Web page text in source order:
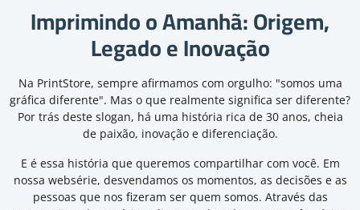
Imprimindo o Amanhã: Origem,
Legado e Inovação
Na PrintStore, sempre afirmamos com orgulho: "somos uma
gráfica diferente". Mas o que realmente significa ser diferente?
Por trás deste slogan, há uma história rica de 30 anos, cheia
de paixão, inovação e diferenciação.
E é essa história que queremos compartilhar com você. Em
nossa websérie, desvendamos os momentos, as decisões e as
pessoas que nos fizeram ser quem somos. Através das